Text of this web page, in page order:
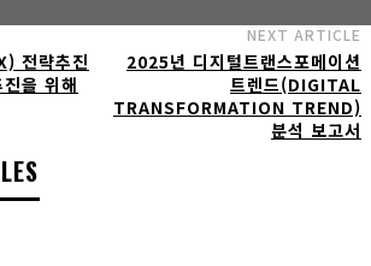
스포메이션 아카데미 교육과정 보기
전략추진
을 위해
NEXT ARTICLE
2025년 디지털트랜스포메이션
트렌드(DIGITAL
TRANSFORMATION TREND)
분석 보고서